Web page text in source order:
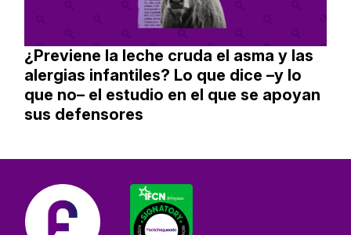
¿Previene la leche cruda el asma y las
alergias infantiles? Lo que dice –y lo
que no– el estudio en el que se apoyan
sus defensores